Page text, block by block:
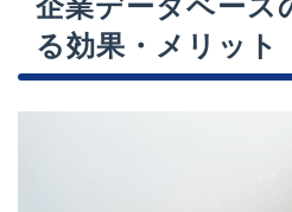
企業データベース
る効果・メリット